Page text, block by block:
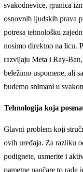
svakodnevice, granica
osnovnih ljudskih prava
potresa tehnološku
nosimo direktno na licu.
razvijaju Meta i Ray-
beležimo uspomene, ali
budemo snimani u
Tehnologija koja
Glavni problem koji
ovih uređaja. Za razliku
podignete, usmerite i
pametne naočare to